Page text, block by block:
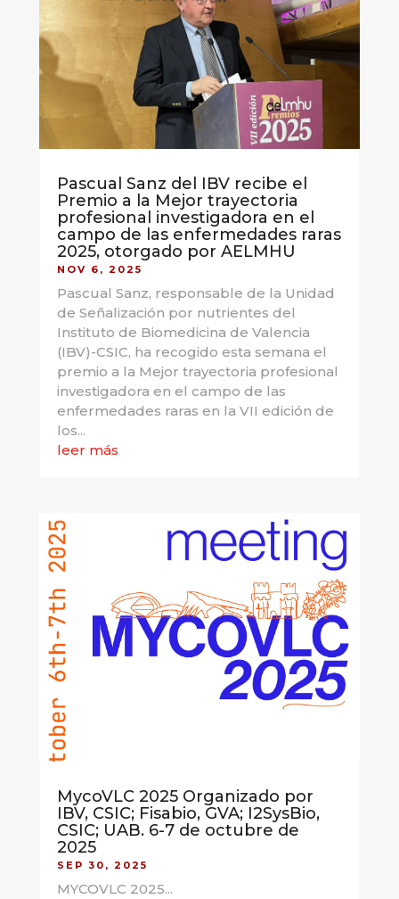
Pascual Sanz del IBV recibe el
Premio a la Mejor trayectoria
profesional investigadora en el
campo de las enfermedades raras
2025, otorgado por AELMHU
NOV 6, 2025
Pascual Sanz, responsable de la Unidad
de Señalización por nutrientes del
Instituto de Biomedicina de Valencia
(IBV)-CSIC, ha recogido esta semana el
premio a la Mejor trayectoria profesional
investigadora en el campo de las
enfermedades raras en la VII edición de
los...
leer más
MycoVLC 2025 Organizado por
IBV, CSIC; Fisabio, GVA; I2SysBio,
CSIC; UAB. 6-7 de octubre de
2025
SEP 30, 2025
MYCOVLC 2025...